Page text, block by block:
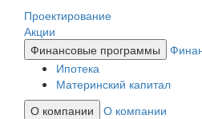
Проектирование
Акции
Финансовые программы
Ипотека
Материнский капитал
О компании
О компании